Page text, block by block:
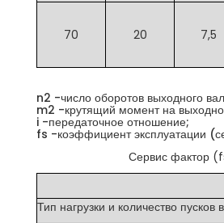
70 20 7,5
n2 -число оборотов выходного
m2 -крутящий момент на
i -передаточное отношение;
fs -коэффициент эксплуатации
Сервис фактор
Тип нагрузки и количество пусков